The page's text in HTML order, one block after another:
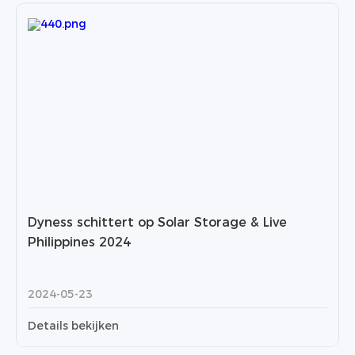
Dyness schittert op Solar Storage & Live
Philippines 2024
2024-05-23
Details bekijken